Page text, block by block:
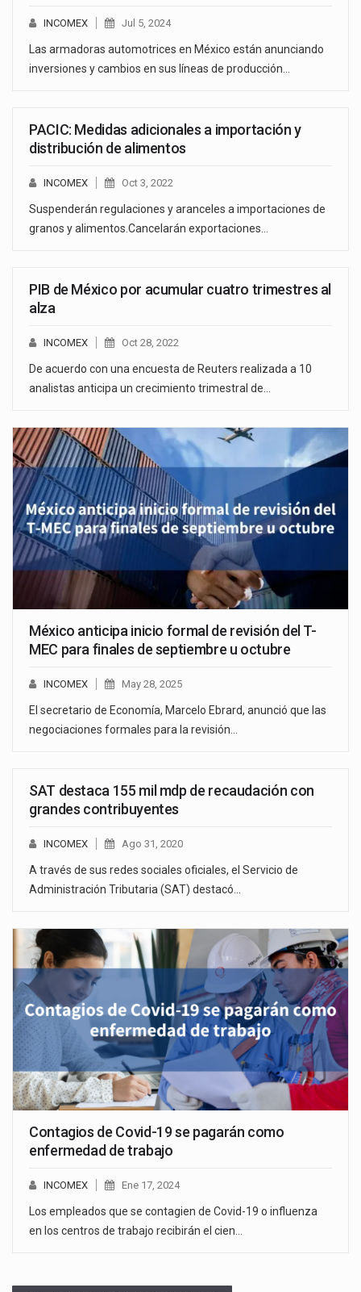
INCOMEX Jul 5, 2024
Las armadoras automotrices en México están anunciando
inversiones y cambios en sus líneas de producción…
PACIC: Medidas adicionales a importación y
distribución de alimentos
INCOMEX Oct 3, 2022
Suspenderán regulaciones y aranceles a importaciones de
granos y alimentos.Cancelarán exportaciones…
PIB de México por acumular cuatro trimestres al
alza
INCOMEX Oct 28, 2022
De acuerdo con una encuesta de Reuters realizada a 10
analistas anticipa un crecimiento trimestral de…
México anticipa inicio formal de revisión del T-
MEC para finales de septiembre u octubre
INCOMEX May 28, 2025
El secretario de Economía, Marcelo Ebrard, anunció que las
negociaciones formales para la revisión…
SAT destaca 155 mil mdp de recaudación con
grandes contribuyentes
INCOMEX Ago 31, 2020
A través de sus redes sociales oficiales, el Servicio de
Administración Tributaria (SAT) destacó…
Contagios de Covid-19 se pagarán como
enfermedad de trabajo
INCOMEX Ene 17, 2024
Los empleados que se contagien de Covid-19 o influenza
en los centros de trabajo recibirán el cien…